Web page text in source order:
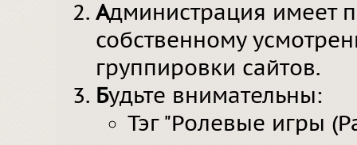
Администрация имеет
собственному
группировки сайтов.
Будьте внимательны:
Тэг "Ролевые игры